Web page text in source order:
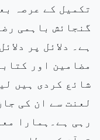
تکمیل کے عرصہ
گنجائش باہمی
ہے۔ دلائل پر
مضامین اور
شائع کردی ہیں
لعنت سے ان کی
رہی ہے۔ہمارا